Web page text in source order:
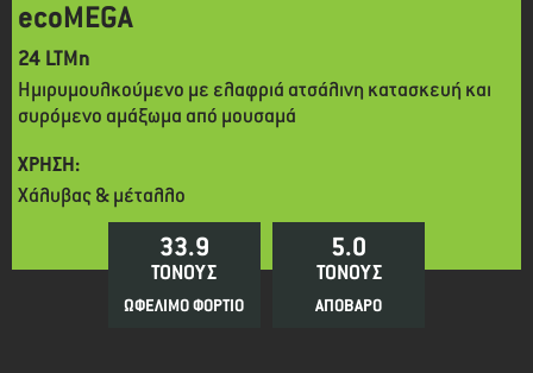
ecoMEGA
24 LTMn
Ημιρυμουλκούμενο με ελαφριά ατσάλινη κατασκευή και
συρόμενο αμάξωμα από μουσαμά
ΧΡΗΣΗ:
Χάλυβας & μέταλλο
33.9
ΤΟΝΟΥΣ
ΩΦΕΛΙΜΟ ΦΟΡΤΙΟ
5.0
ΤΟΝΟΥΣ
ΑΠΟΒΑΡΟ